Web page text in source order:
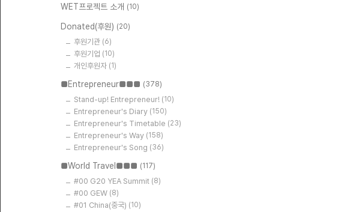
WET프로젝트 소개 (10)
Donated(후원) (20)
후원기관 (6)
후원기업 (10)
개인후원자 (1)
■Entrepreneur■■■ (378)
Stand-up! Entrepreneur! (10)
Entrepreneur's Diary (150)
Entrepreneur's Timetable (23)
Entrepreneur's Way (158)
Entrepreneur's Song (36)
■World Travel■■■ (117)
#00 G20 YEA Summit (8)
#00 GEW (8)
#01 China(중국) (10)